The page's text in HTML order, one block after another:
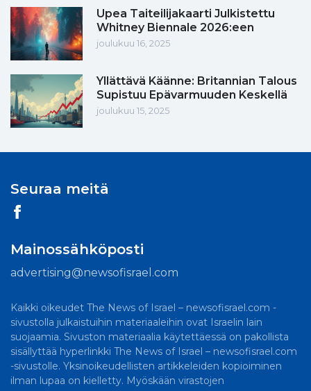
Upea Taiteilijakaarti Julkistettu
Whitney Biennale 2026:een
joulukuu 16, 2025
Yllättävä Käänne: Britannian Talous
Supistuu Epävarmuuden Keskellä
joulukuu 15, 2025
Seuraa meitä
Mainossähköposti
advertising@newsofisrael.com
Kaikki oikeudet The News of Israel – newsofisrael.com -
sivustolla julkaistuihin materiaaleihin ovat Israelin lain
suojaamia. Sivuston materiaalia käytettäessä on pakollista
sisällyttää hyperlinkki The News of Israel – newsofisrael.com
-sivustolle. Yksinoikeudellisten artikkeleiden kopioiminen
ilman lupaa on kielletty. Myöskään virastojen